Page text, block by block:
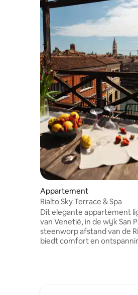
Appartement
Rialto Sky Terrace & Spa
Dit elegante appartement
van Venetië, in de wijk San
steenworp afstand van de
biedt comfort en
unieke omgeving. De
beschikt over een